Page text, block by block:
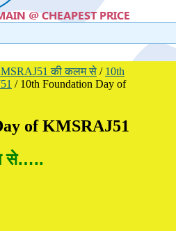
की कलम से / 10th
/10th Foundation Day of
of KMSRAJ51
से…..